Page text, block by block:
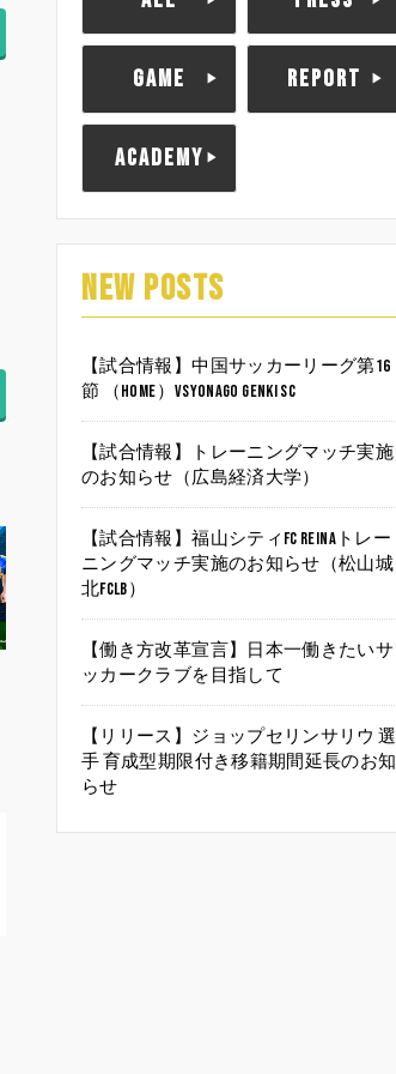
GAME REPORT
ACADEMY
NEW POSTS
【試合情報】中国サッカーリーグ第16
節 （HOME）vsYonago Genki SC
【試合情報】トレーニングマッチ実施
のお知らせ（広島経済大学）
【試合情報】福山シティFC Reinaトレー
ニングマッチ実施のお知らせ（松山城
北FCLB）
【働き方改革宣言】日本一働きたいサ
ッカークラブを目指して
【リリース】ジョップセリンサリウ 選
手 育成型期限付き移籍期間延長のお知
らせ